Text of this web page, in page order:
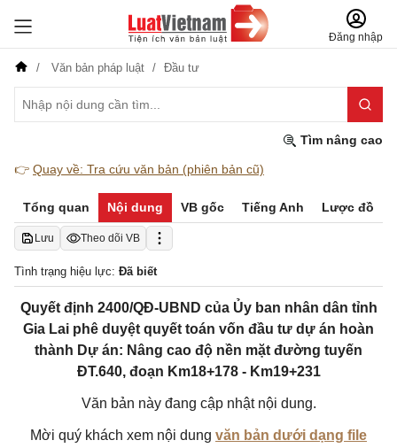
Đăng nhập
Văn bản pháp luật Đầu tư
Tìm nâng cao
👉 Quay về: Tra cứu văn bản (phiên bản cũ)
Tổng quan Nội dung VB gốc Tiếng Anh Lược đồ
Lưu Theo dõi VB
Tình trạng hiệu lực: Đã biết
Quyết định 2400/QĐ-UBND của Ủy ban nhân dân tỉnh
Gia Lai phê duyệt quyết toán vốn đầu tư dự án hoàn
thành Dự án: Nâng cao độ nền mặt đường tuyến
ĐT.640, đoạn Km18+178 - Km19+231
Văn bản này đang cập nhật nội dung.
Mời quý khách xem nội dung văn bản dưới dạng file